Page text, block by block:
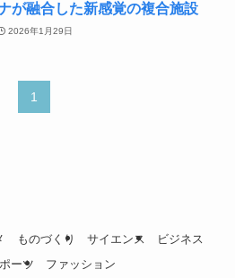
が融合した新感覚の複合施設
2026年1月29日
1
ものづくり サイエンス
ビジネス
ーツ ファッション